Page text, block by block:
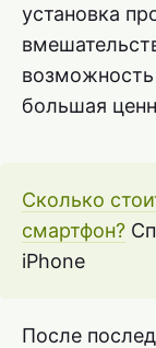
установка
возможность
большая
Сколько
смартфон?
iPhone
После